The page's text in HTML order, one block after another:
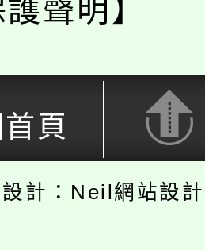
聲明】
頁
計：Neil網站設